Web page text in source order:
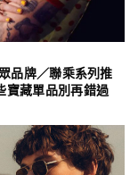
品牌／聯乘系列推
寶藏單品別再錯過